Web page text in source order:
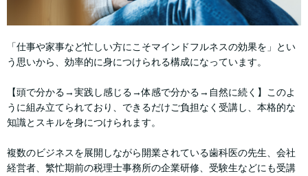
「仕事や家事など忙しい方にこそマインドフルネスの効果を」とい
う思いから、効率的に身につけられる構成になっています。
【頭で分かる→実践し感じる→体感で分かる→自然に続く】このよ
うに組み立てられており、できるだけご負担なく受講し、本格的な
知識とスキルを身につけられます。
複数のビジネスを展開しながら開業されている歯科医の先生、会社
経営者、繁忙期前の税理士事務所の企業研修、受験生などにも受講